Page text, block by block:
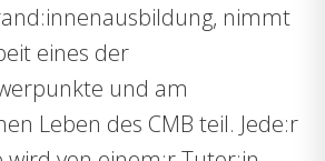
nimmt
eines der
und am
Leben des CMB teil. Jede:r